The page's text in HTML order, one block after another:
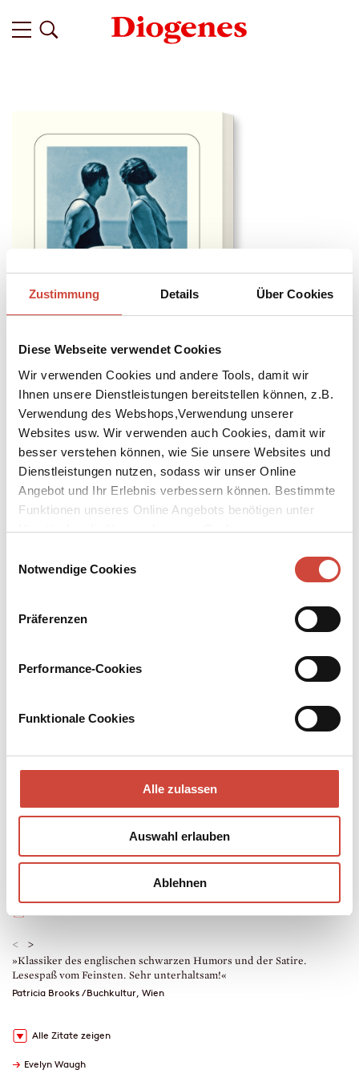
Zustimmung Details Über Cookies
Diese Webseite verwendet Cookies
Wir verwenden Cookies und andere Tools, damit wir
Ihnen unsere Dienstleistungen bereitstellen können, z.B.
Verwendung des Webshops,Verwendung unserer
Websites usw. Wir verwenden auch Cookies, damit wir
besser verstehen können, wie Sie unsere Websites und
Dienstleistungen nutzen, sodass wir unser Online
Angebot und Ihr Erlebnis verbessern können. Bestimmte
Funktionen unseres Online Angebots benötigen unter
Umständen die Verwendung von Cookies von
Notwendige Cookies
Präferenzen
Performance-Cookies
Funktionale Cookies
Alle zulassen
Auswahl erlauben
Ablehnen
Download Bilddatei ↘
Verfall und Untergang
Aus dem Englischen von Andrea Ott
Die Geschichte des Studenten Paul Pennyfeather, der einmal zur
falschen Zeit am falschen Ort ist. Er fliegt völlig unverschuldet von
verliebt sich in die umwerfend charmante Mutter eines seiner
Schüler – und wird in die Machenschaften der
rasante Satire auf den Bildungsroman und die englische High
Society.
Mehr zum Inhalt
304 Seiten
erschienen am 22. März 2017
€ (D) 15.00 / sFr 20.00* / € (A) 15.50
* unverb. Preisempfehlung
Drucken
< >
»Klassiker des englischen schwarzen Humors und der Satire.
Lesespaß vom Feinsten. Sehr unterhaltsam!«
Patricia Brooks / Buchkultur, Wien
Alle Zitate zeigen
→ Evelyn Waugh